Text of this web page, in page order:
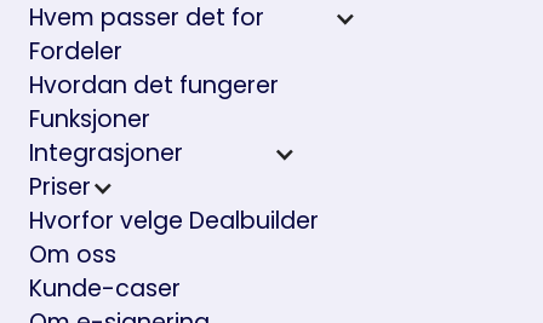
Hvem passer det for
Fordeler
Hvordan det fungerer
Funksjoner
Integrasjoner
Priser
Hvorfor velge Dealbuilder
Om oss
Kunde-caser